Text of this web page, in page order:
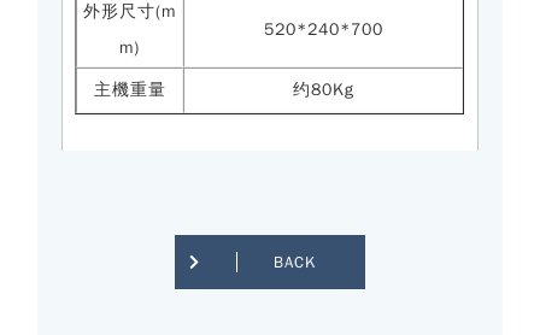
外形尺寸(m
m)
520*240*700
主機重量 约80Kg
BACK